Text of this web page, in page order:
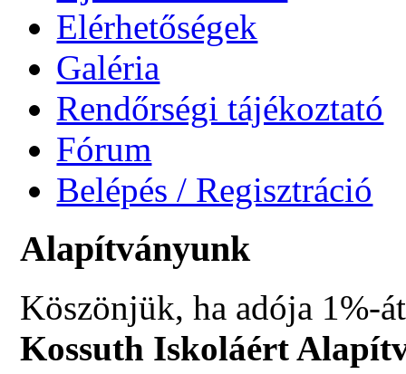
Elérhetőségek
Galéria
Rendőrségi tájékoztató
Fórum
Belépés / Regisztráció
Alapítványunk
Köszönjük, ha adója 1%-
Kossuth Iskoláért